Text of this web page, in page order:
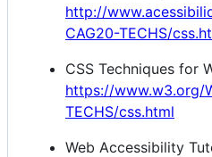
http://
CAG20-TECHS/
CSS Techniques for
https://www.w3.org/
TECHS/css.html
Web Accessibility